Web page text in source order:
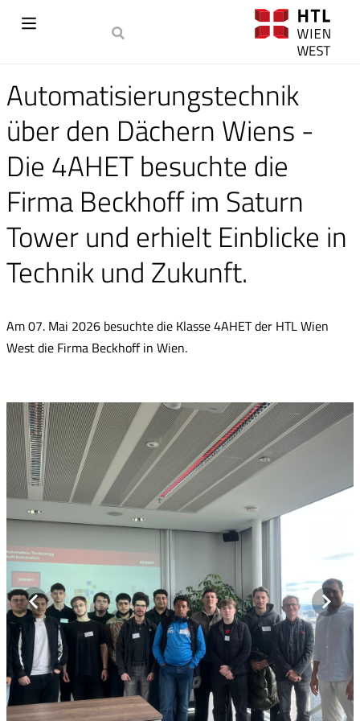
Automatisierungstechnik
über den Dächern Wiens -
Die 4AHET besuchte die
Firma Beckhoff im Saturn
Tower und erhielt Einblicke in
Technik und Zukunft.
Am 07. Mai 2026 besuchte die Klasse 4AHET der HTL Wien
West die Firma Beckhoff in Wien.